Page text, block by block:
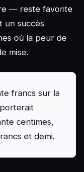
— reste favorite
un succès
où la peur de
mise.
francs sur la
centimes,
et demi.